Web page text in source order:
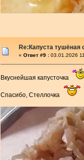
Re:Капуста
« Ответ #9 : 03.01.2026
Вкуснейшая капусточка
Спасибо, Стеллочка